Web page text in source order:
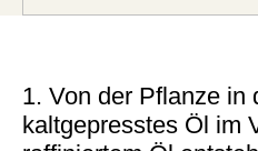
1. Von der Pflanze in
kaltgepresstes Öl im